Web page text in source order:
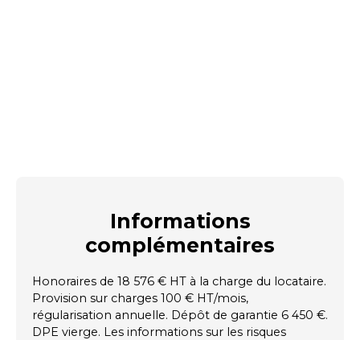
Informations
complémentaires
Honoraires de 18 576 € HT à la charge du locataire.
Provision sur charges 100 € HT/mois,
régularisation annuelle. Dépôt de garantie 6 450 €.
DPE vierge. Les informations sur les risques